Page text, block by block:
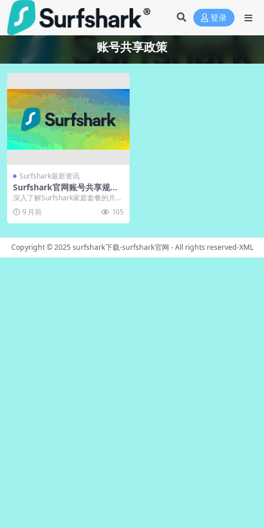
登录
账号共享政策
Surfshark最新资讯
Surfshark官网账号共享规
则：家庭套餐解析
深入了解Surfshark家庭套餐的共享
规则，掌握如何合法合规地在亲友
间共享账号...
9 月前 105
Copyright © 2025surfshark下载-surfshark官网 - All rights reserved-XML